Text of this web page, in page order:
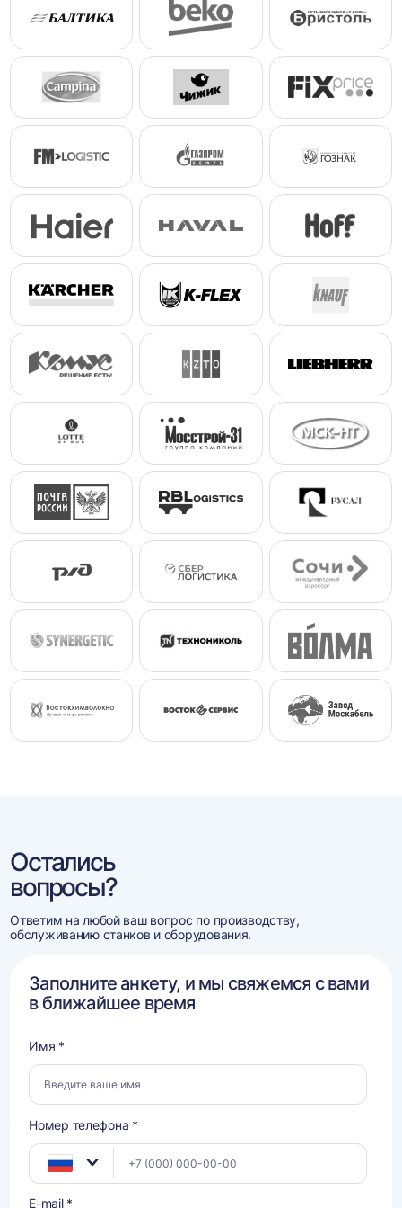
Остались
вопросы?
Ответим на любой ваш вопрос по производству,
обслуживанию станков и оборудования.
Заполните анкету, и мы свяжемся с вами
в ближайшее время
Имя *
Номер телефона *
E-mail *